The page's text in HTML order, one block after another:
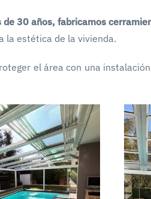
de 30 años, fabricamos
la estética de la vivienda.
el área con una